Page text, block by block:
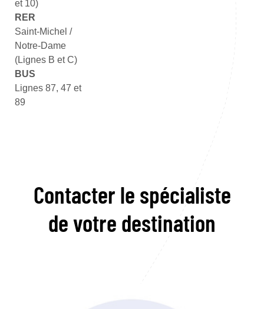
et 10)
RER
Saint-Michel /
Notre-Dame
(Lignes B et C)
BUS
Lignes 87, 47 et
89
Contacter le spécialiste
de votre destination